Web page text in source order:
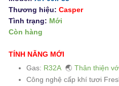
Thương hiệu: Casper
Tình trạng: Mới
Còn hàng
TÍNH NĂNG MỚI
Gas: R32A 🌏 Thân thiện
Công nghệ cấp khí tươi